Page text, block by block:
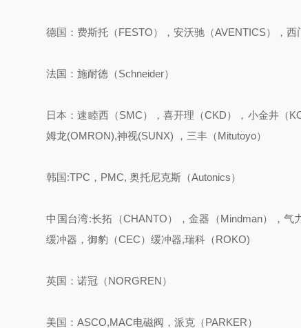
德国：费斯托（FESTO），安沃驰（AVENTICS），
法国：施耐德（Schneider）
日本：速睦西（SMC），喜开理（CKD），小金井（
姆龙(OMRON),神视(SUNX) ，三丰（Mitutoyo）
韩国:TPC，PMC, 奥托尼克斯（Autonics）
中国台湾:长拓（CHANTO），金器（Mindman），气
缓冲器，御豹（CEC）缓冲器,瑞科（ROKO)
英国：诺冠（NORGREN）
美国：ASCO,MAC电磁阀，派克（PARKER）